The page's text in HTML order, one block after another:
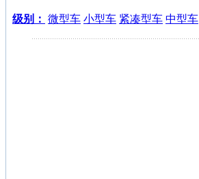
级别： 微型车 小型车 紧凑型车 中型车